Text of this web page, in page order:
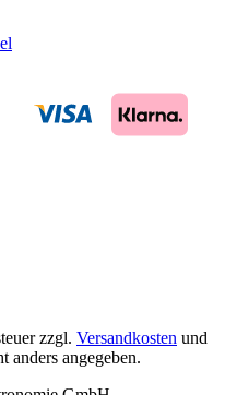
zzgl. Versandkosten und
anders angegeben.